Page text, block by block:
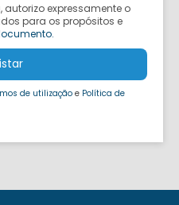
​​expressamente o
para os propósitos e
de utilização e Política de